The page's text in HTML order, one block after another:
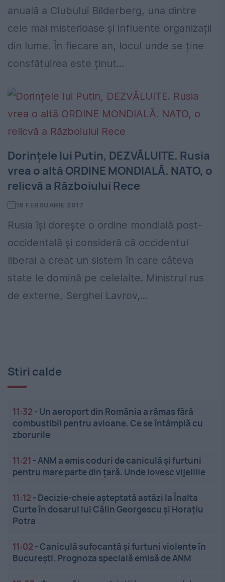
anuală a Clubului Bilderberg, una dintre
cele mai misterioase și influente organizații
din lume. În fiecare an, locul unde se ține
consfătuirea este ținut...
Dorințele lui Putin, DEZVĂLUITE. Rusia
vrea o altă ORDINE MONDIALĂ. NATO, o
relicvă a Războiului Rece
18 FEBRUARIE 2017
Rusia își dorește o ordine mondială post-
occidentală și consideră că occidentul
liberal a creat un sistem în care câteva
state le domină pe celelalte. Ministrul rus
de externe, Serghei Lavrov,...
Stiri calde
11:32 - Un aeroport din România a rămas fără
combustibil pentru avioane. Ce se întâmplă cu
zborurile
11:21 -ANM a emis coduri de caniculă și furtuni
pentru mare parte din țară. Unde lovesc vijeliile
11:12 - Decizie-cheie așteptată astăzi la Înalta
Curte în dosarul lui Călin Georgescu și Horațiu
Potra
11:02 -Caniculă sufocantă și furtuni violente în
București. Prognoza specială emisă de ANM